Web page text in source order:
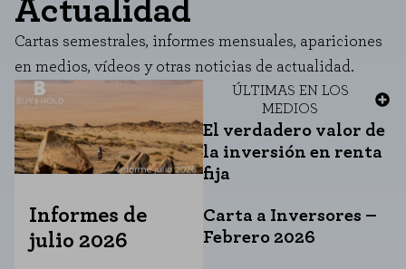
Actualidad
Cartas semestrales, informes mensuales, apariciones
en medios, vídeos y otras noticias de actualidad.
Informes de
julio 2026
ÚLTIMAS EN LOS
MEDIOS
El verdadero valor de
la inversión en renta
fija
Carta a Inversores –
Febrero 2026